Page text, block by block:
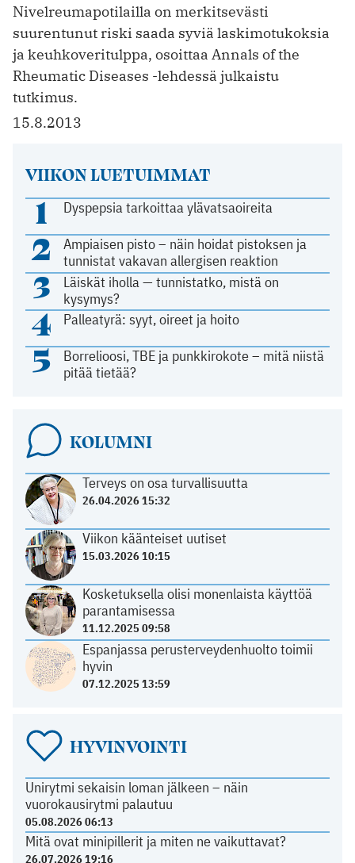
Nivelreumapotilailla on merkitsevästi
suurentunut riski saada syviä laskimotukoksia
ja keuhkoveritulppa, osoittaa Annals of the
Rheumatic Diseases -lehdessä julkaistu
tutkimus.
15.8.2013
VIIKON LUETUIMMAT
1 Dyspepsia tarkoittaa ylävatsaoireita
2
Ampiaisen pisto – näin hoidat pistoksen ja
tunnistat vakavan allergisen reaktion
3
Läiskät iholla — tunnistatko, mistä on
kysymys?
4 Palleatyrä: syyt, oireet ja hoito
5
Borrelioosi, TBE ja punkkirokote – mitä niistä
pitää tietää?
KOLUMNI
Terveys on osa turvallisuutta
26.04.2026 15:32
Viikon käänteiset uutiset
15.03.2026 10:15
Kosketuksella olisi monenlaista käyttöä
parantamisessa
11.12.2025 09:58
Espanjassa perusterveydenhuolto toimii
hyvin
07.12.2025 13:59
HYVINVOINTI
Unirytmi sekaisin loman jälkeen – näin
vuorokausirytmi palautuu
05.08.2026 06:13
Mitä ovat minipillerit ja miten ne vaikuttavat?
26.07.2026 19:16